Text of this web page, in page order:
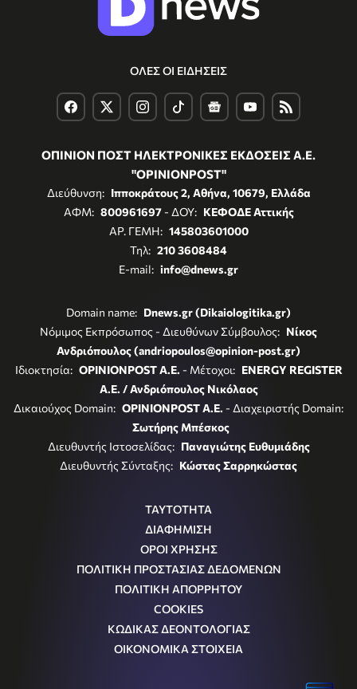
ΟΛΕΣ ΟΙ ΕΙΔΗΣΕΙΣ
ΟΠΙΝΙΟΝ ΠΟΣΤ ΗΛΕΚΤΡΟΝΙΚΕΣ ΕΚΔΟΣΕΙΣ Α.Ε.
"OPINIONPOST"
Διεύθυνση: Ιπποκράτους 2, Αθήνα, 10679, Ελλάδα
ΑΦΜ: 800961697- ΔΟΥ: ΚΕΦΟΔΕ Αττικής
ΑΡ. ΓΕΜΗ: 145803601000
Τηλ: 210 3608484
E-mail: info@dnews.gr
Domain name: Dnews.gr (Dikaiologitika.gr)
Νόμιμος Εκπρόσωπος - Διευθύνων Σύμβουλος: Νίκος
Ανδριόπουλος (andriopoulos@opinion-post.gr)
Ιδιοκτησία: OPINIONPOST A.E. - Μέτοχοι: ENERGY REGISTER
Α.Ε. / Ανδριόπουλος Νικόλαος
Δικαιούχος Domain: OPINIONPOST A.E. - Διαχειριστής Domain:
Σωτήρης Μπέσκος
Διευθυντής Ιστοσελίδας: Παναγιώτης Ευθυμιάδης
Διευθυντής Σύνταξης: Κώστας Σαρρηκώστας
ΤΑΥΤΟΤΗΤΑ
ΔΙΑΦΗΜΙΣΗ
ΟΡΟΙ ΧΡΗΣΗΣ
ΠΟΛΙΤΙΚΗ ΠΡΟΣΤΑΣΙΑΣ ΔΕΔΟΜΕΝΩΝ
ΠΟΛΙΤΙΚΗ ΑΠΟΡΡΗΤΟΥ
COOKIES
ΚΩΔΙΚΑΣ ΔΕΟΝΤΟΛΟΓΙΑΣ
ΟΙΚΟΝΟΜΙΚΑ ΣΤΟΙΧΕΙΑ